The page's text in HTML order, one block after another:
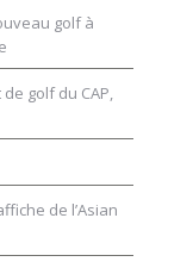
golf à
golf du CAP,
de l’Asian